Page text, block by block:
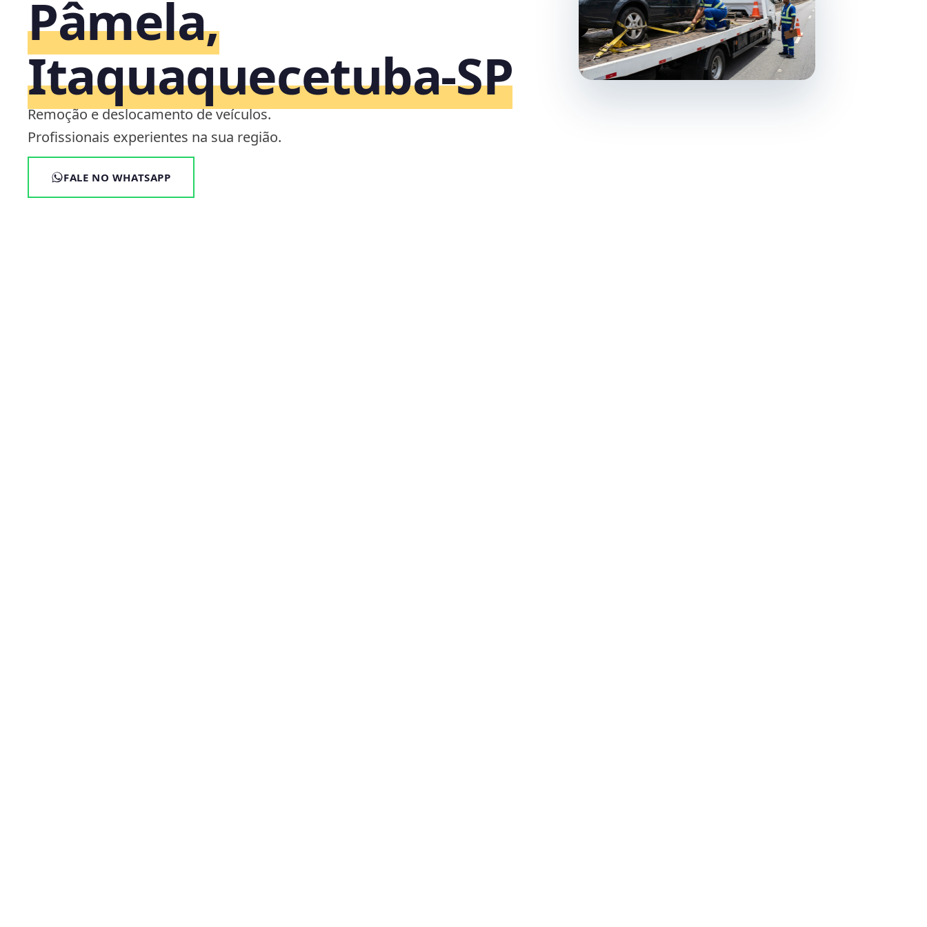
Pâmela,
Itaquaquecetuba‑SP
Remoção e deslocamento de veículos.
Profissionais experientes na sua região.
FALE NO WHATSAPP